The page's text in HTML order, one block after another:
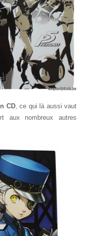
CD, ce qui là aussi vaut
aux nombreux autres